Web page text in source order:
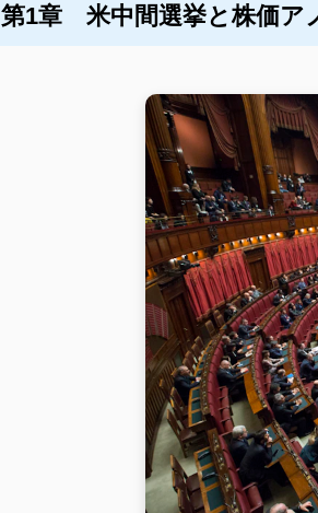
第1章 米中間選挙と株価ア